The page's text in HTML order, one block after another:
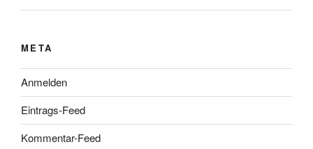
META
Anmelden
Eintrags-Feed
Kommentar-Feed